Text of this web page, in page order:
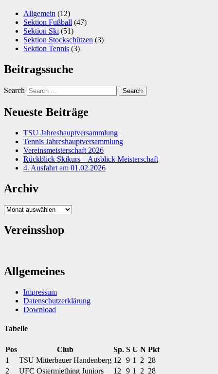
Allgemein (12)
Sektion Fußball (47)
Sektion Ski (51)
Sektion Stockschützen (3)
Sektion Tennis (3)
Beitragssuche
Search
Neueste Beiträge
TSU Jahreshauptversammlung
Tennis Jahreshauptversammlung
Vereinsmeisterschaft 2026
Rückblick Skikurs – Ausblick Meisterschaft
4. Ausfahrt am 01.02.2026
Archiv
Archiv
Vereinsshop
Allgemeines
Impressum
Datenschutzerklärung
Download
Tabelle
Pos Club Sp. S U N Pkt
1
TSU Mitterbauer Handenberg 12 9 1 2 28
2
UFC Ostermiething Juniors 12 9 1 2 28